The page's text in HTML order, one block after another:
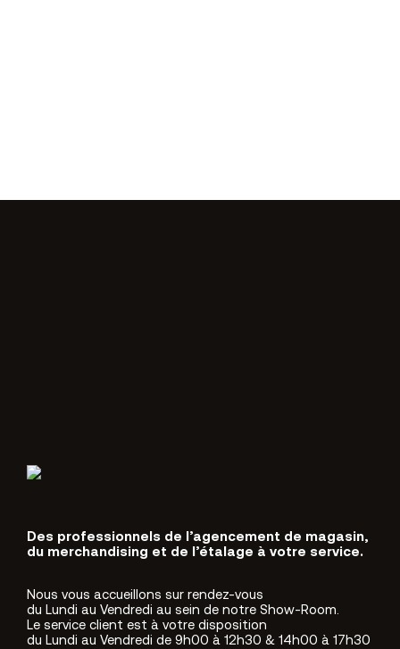
Des professionnels de l’agencement de magasin,
du merchandising et de l’étalage à votre service.
Nous vous accueillons sur rendez-vous
du Lundi au Vendredi au sein de notre Show-Room.
Le service client est à votre disposition
du Lundi au Vendredi de 9h00 à 12h30 & 14h00 à 17h30